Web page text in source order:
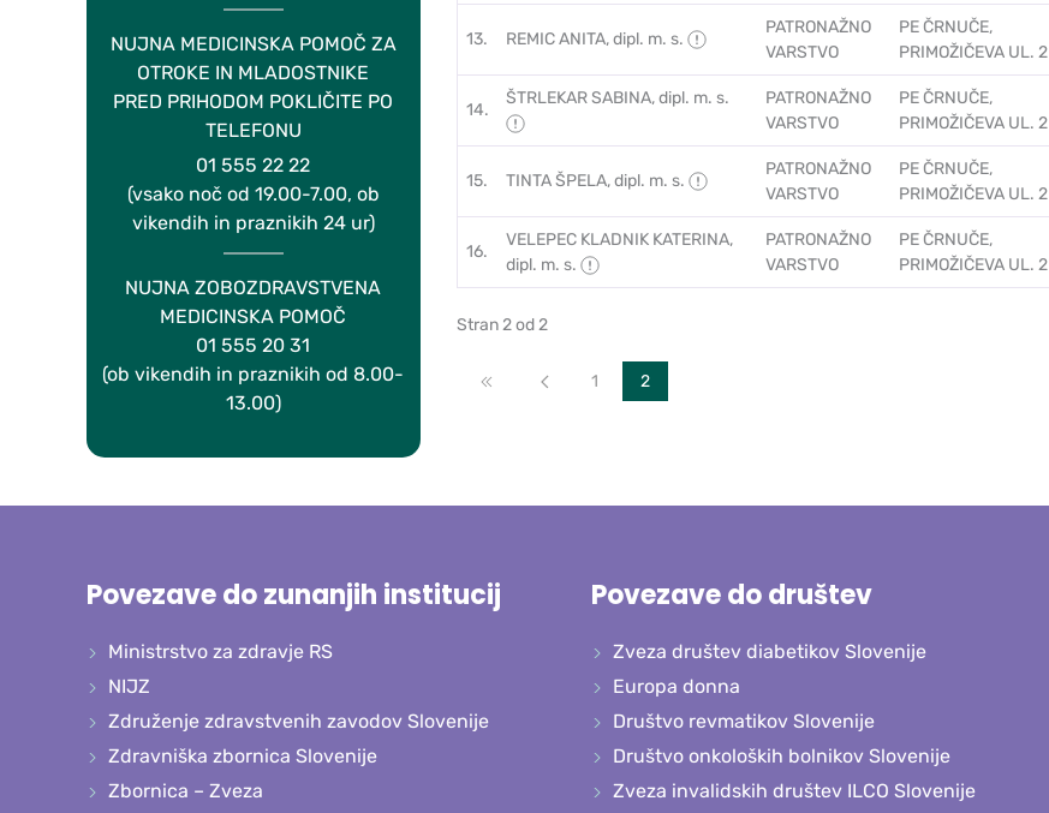
NUJNA MEDICINSKA POMOČ ZA
OTROKE IN MLADOSTNIKE
PRED PRIHODOM POKLIČITE PO
TELEFONU
01 555 22 22
(vsako noč od 19.00-7.00, ob
vikendih in praznikih 24 ur)
NUJNA ZOBOZDRAVSTVENA
MEDICINSKA POMOČ
01 555 20 31
(ob vikendih in praznikih od 8.00-
13.00)
13. REMIC ANITA, dipl. m. s.
PATRONAŽNO
VARSTVO
PE ČRNUČE,
PRIMOŽIČEVA UL. 2
14.
ŠTRLEKAR SABINA, dipl. m. s.
PATRONAŽNO
VARSTVO
PE ČRNUČE,
PRIMOŽIČEVA UL. 2
15. TINTA ŠPELA, dipl. m. s.
PATRONAŽNO
VARSTVO
PE ČRNUČE,
PRIMOŽIČEVA UL. 2
16.
VELEPEC KLADNIK KATERINA,
dipl. m. s.
PATRONAŽNO
VARSTVO
PE ČRNUČE,
PRIMOŽIČEVA UL. 2
Stran 2 od 2
ZačetekNazaj1 2
Povezave do zunanjih institucij
Ministrstvo za zdravje RS
NIJZ
Združenje zdravstvenih zavodov Slovenije
Zdravniška zbornica Slovenije
Zbornica – Zveza
Povezave do društev
Zveza društev diabetikov Slovenije
Europa donna
Društvo revmatikov Slovenije
Društvo onkoloških bolnikov Slovenije
Zveza invalidskih društev ILCO Slovenije